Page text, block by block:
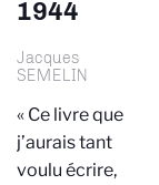
1944
Jacques
SEMELIN
« Ce livre que
j’aurais tant
voulu écrire,